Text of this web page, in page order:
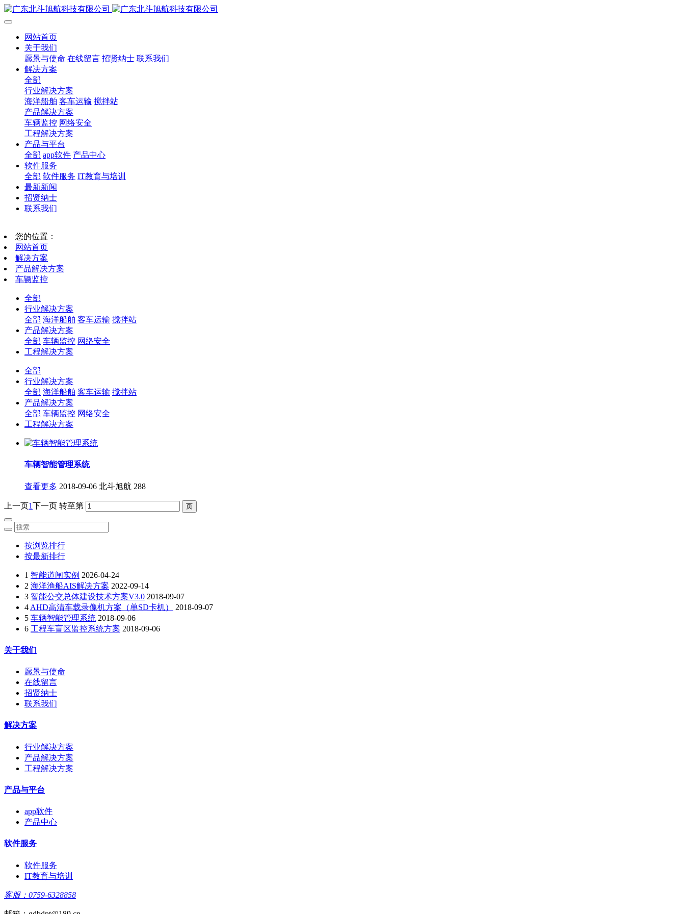
网站首页
关于我们
愿景与使命 在线留言 招贤纳士 联系我们
解决方案
全部
行业解决方案
海洋船舶 客车运输 搅拌站
产品解决方案
车辆监控 网络安全
工程解决方案
产品与平台
全部 app软件 产品中心
软件服务
全部 软件服务 IT教育与培训
最新新闻
招贤纳士
联系我们
您的位置：
网站首页
解决方案
产品解决方案
车辆监控
全部
行业解决方案
全部 海洋船舶 客车运输 搅拌站
产品解决方案
全部 车辆监控 网络安全
工程解决方案
全部
行业解决方案
全部 海洋船舶 客车运输 搅拌站
产品解决方案
全部 车辆监控 网络安全
工程解决方案
车辆智能管理系统
查看更多 2018-09-06 北斗旭航 288
上一页1下一页 转至第
按浏览排行
按最新排行
1 智能道闸实例 2026-04-24
2 海洋渔船AIS解决方案 2022-09-14
3 智能公交总体建设技术方案V3.0 2018-09-07
4 AHD高清车载录像机方案（单SD卡机）
2018-09-07
5 车辆智能管理系统 2018-09-06
6 工程车盲区监控系统方案 2018-09-06
关于我们
愿景与使命
在线留言
招贤纳士
联系我们
解决方案
行业解决方案
产品解决方案
工程解决方案
产品与平台
app软件
产品中心
软件服务
软件服务
IT教育与培训
客服：0759-6328858